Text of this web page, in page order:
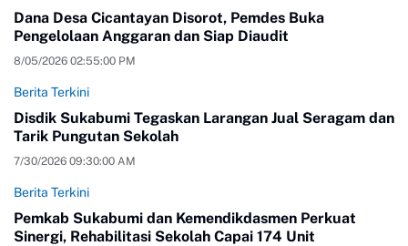
Dana Desa Cicantayan Disorot, Pemdes Buka
Pengelolaan Anggaran dan Siap Diaudit
8/05/2026 02:55:00 PM
Berita Terkini
Disdik Sukabumi Tegaskan Larangan Jual Seragam dan
Tarik Pungutan Sekolah
7/30/2026 09:30:00 AM
Berita Terkini
Pemkab Sukabumi dan Kemendikdasmen Perkuat
Sinergi, Rehabilitasi Sekolah Capai 174 Unit